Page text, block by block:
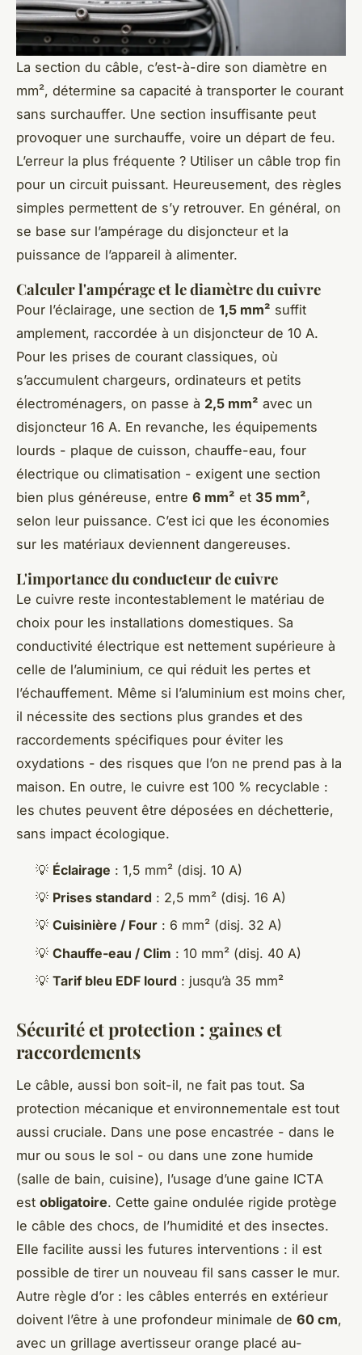
La section du câble, c’est-à-dire son diamètre en
mm², détermine sa capacité à transporter le courant
sans surchauffer. Une section insuffisante peut
provoquer une surchauffe, voire un départ de feu.
L’erreur la plus fréquente ? Utiliser un câble trop fin
pour un circuit puissant. Heureusement, des règles
simples permettent de s’y retrouver. En général, on
se base sur l’ampérage du disjoncteur et la
puissance de l’appareil à alimenter.
Calculer l'ampérage et le diamètre du cuivre
Pour l’éclairage, une section de 1,5 mm² suffit
amplement, raccordée à un disjoncteur de 10 A.
Pour les prises de courant classiques, où
s’accumulent chargeurs, ordinateurs et petits
électroménagers, on passe à 2,5 mm² avec un
disjoncteur 16 A. En revanche, les équipements
lourds - plaque de cuisson, chauffe-eau, four
électrique ou climatisation - exigent une section
bien plus généreuse, entre 6 mm² et 35 mm²,
selon leur puissance. C’est ici que les économies
sur les matériaux deviennent dangereuses.
L'importance du conducteur de cuivre
Le cuivre reste incontestablement le matériau de
choix pour les installations domestiques. Sa
conductivité électrique est nettement supérieure à
celle de l’aluminium, ce qui réduit les pertes et
l’échauffement. Même si l’aluminium est moins cher,
il nécessite des sections plus grandes et des
raccordements spécifiques pour éviter les
oxydations - des risques que l’on ne prend pas à la
maison. En outre, le cuivre est 100 % recyclable :
les chutes peuvent être déposées en déchetterie,
sans impact écologique.
💡 Éclairage : 1,5 mm² (disj. 10 A)
💡 Prises standard : 2,5 mm² (disj. 16 A)
💡 Cuisinière / Four : 6 mm² (disj. 32 A)
💡 Chauffe-eau / Clim : 10 mm² (disj. 40 A)
💡 Tarif bleu EDF lourd : jusqu’à 35 mm²
Sécurité et protection : gaines et
raccordements
Le câble, aussi bon soit-il, ne fait pas tout. Sa
protection mécanique et environnementale est tout
aussi cruciale. Dans une pose encastrée - dans le
mur ou sous le sol - ou dans une zone humide
(salle de bain, cuisine), l’usage d’une gaine ICTA
est obligatoire. Cette gaine ondulée rigide protège
le câble des chocs, de l’humidité et des insectes.
Elle facilite aussi les futures interventions : il est
possible de tirer un nouveau fil sans casser le mur.
Autre règle d’or : les câbles enterrés en extérieur
doivent l’être à une profondeur minimale de 60 cm,
avec un grillage avertisseur orange placé au-